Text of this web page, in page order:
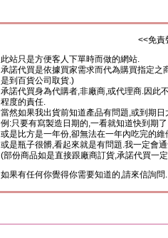
<<免責
此站只是方便客人下單時而做的網站.
承諾代買是依據買家需求而代為購買指定之
是到百貨公司取貨.)
承諾代買身為代購者,非廠商,或代理商.因此
程度的責任.
當然如果我出貨前知道產品有問題,或到期
例:只要有寫製造日期的,一看就知道快到期
或是比方是一年份,卻無法在一年內吃完的維
或是瓶子很髒,看起來就是有問題.我一定會
(部份商品如是直接跟廠商訂貨,承諾代買一
如果有任何你覺得你需要知道的,請來信詢問.